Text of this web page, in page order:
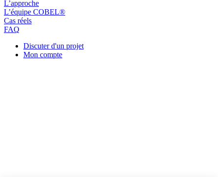
L’approche
L’équipe COBEL®
Cas réels
FAQ
Discuter d'un projet
Mon compte